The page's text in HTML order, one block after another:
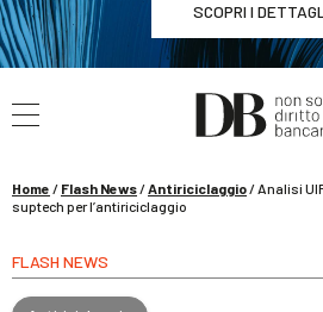
SCOPRI I
WEBINAR / 1°
La riforma del sistema
Home / Flash News/Antiriciclaggio/Analisi
suptech per l’antiriciclaggio
FLASH NEWS